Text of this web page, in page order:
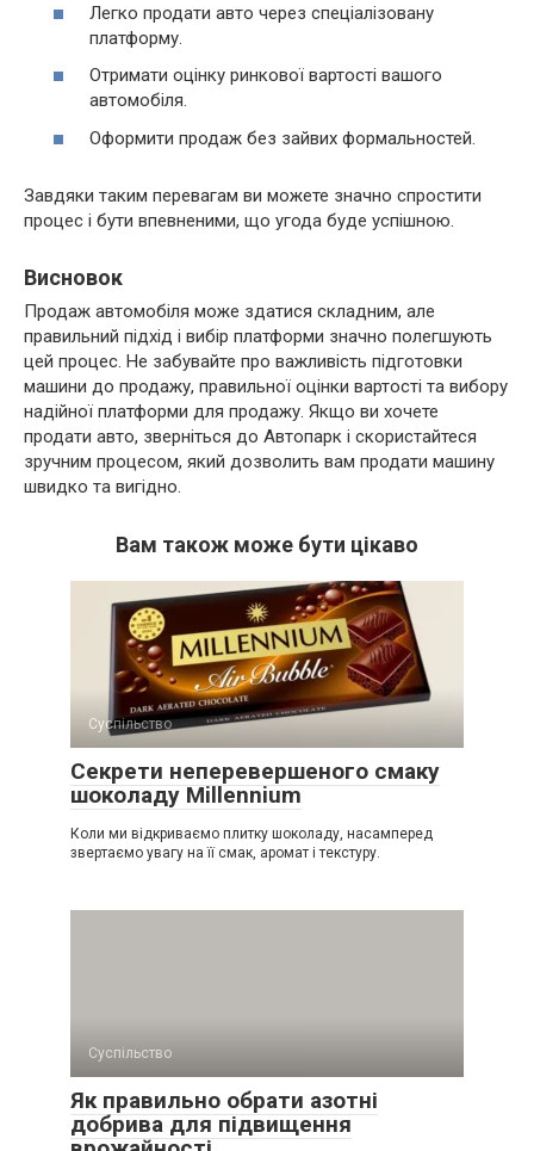
Легко продати авто через спеціалізовану
платформу.
Отримати оцінку ринкової вартості вашого
автомобіля.
Оформити продаж без зайвих формальностей.
Завдяки таким перевагам ви можете значно спростити
процес і бути впевненими, що угода буде успішною.
Висновок
Продаж автомобіля може здатися складним, але
правильний підхід і вибір платформи значно полегшують
цей процес. Не забувайте про важливість підготовки
машини до продажу, правильної оцінки вартості та вибору
надійної платформи для продажу. Якщо ви хочете
продати авто, зверніться до Автопарк і скористайтеся
зручним процесом, який дозволить вам продати машину
швидко та вигідно.
Вам також може бути цікаво
Суспільство
Секрети неперевершеного смаку
шоколаду Millennium
Коли ми відкриваємо плитку шоколаду, насамперед
звертаємо увагу на її смак, аромат і текстуру.
Суспільство
Як правильно обрати азотні
добрива для підвищення